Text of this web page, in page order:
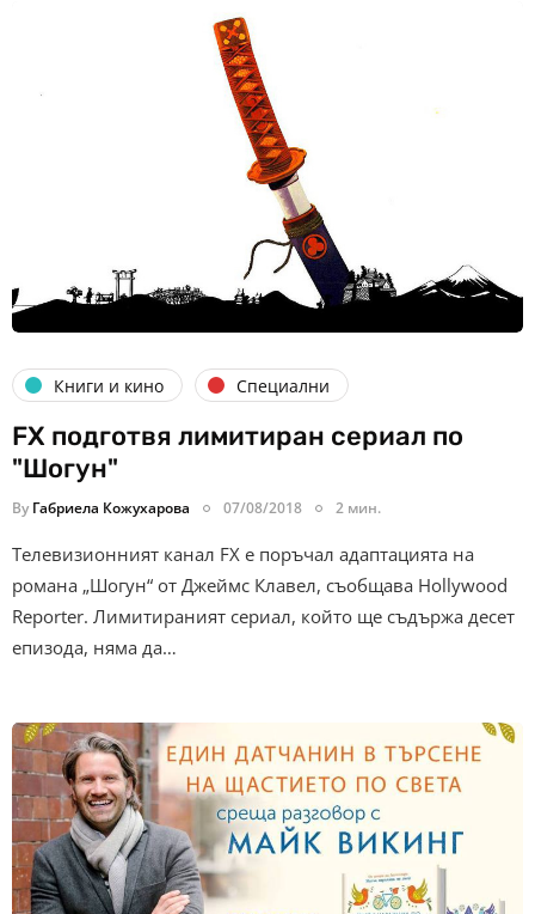
Книги и кино Специални
FX подготвя лимитиран сериал по
"Шогун"
By Габриела Кожухарова 07/08/2018 2 мин.
Телевизионният канал FX е поръчал адаптацията на
романа „Шогун“ от Джеймс Клавел, съобщава Hollywood
Reporter. Лимитираният сериал, който ще съдържа десет
епизода, няма да…